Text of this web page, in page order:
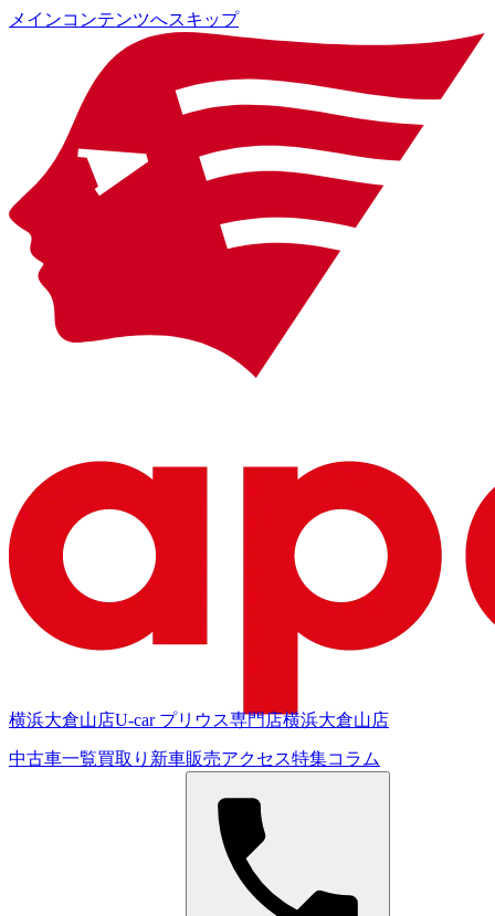
メインコンテンツへスキップ
横浜大倉山店U-car プリウス専門店横浜大倉山店
中古車一覧買取り 新車販売アクセス特集コラム